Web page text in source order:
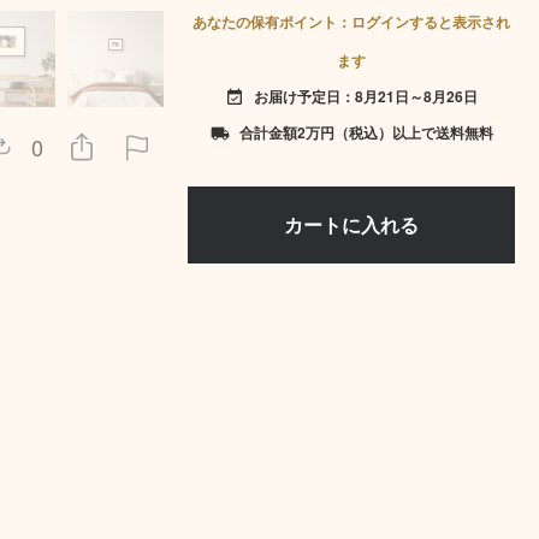
0
あなたの保有ポイント：ログインすると表示され
ます
event_available お届け予定日：8月21日～8月26日
local_shipping 合計金額2万円（税込）以上で送料無料